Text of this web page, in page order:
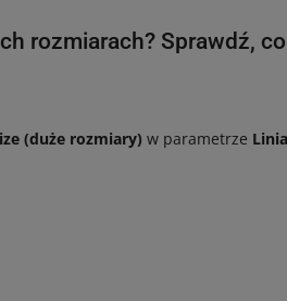
rozmiarach? Sprawdź,
(duże rozmiary) w parametrze Linia